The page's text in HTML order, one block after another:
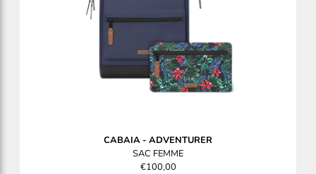
CABAIA- ADVENTURER
SAC FEMME
€100,00